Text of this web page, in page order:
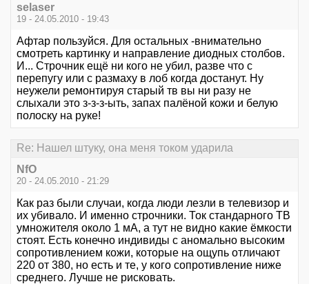
selaser
19 - 24.05.2010 - 19:43
Афтар пользуйся. Для остальных -внимательно
смотреть картинку и направление диодных столбов.
И... Строчник ещё ни кого не убил, разве что с
перепугу или с размаху в лоб когда достанут. Ну
неужели ремонтируя старый тв вы ни разу не
слыхали это з-з-з-ыть, запах палёной кожи и белую
полоску на руке!
Re: Нашел штуку, она меня током ударила
NfO
20 - 24.05.2010 - 21:29
Как раз были случаи, когда люди лезли в телевизор и
их убивало. И именно строчники. Ток стандарного ТВ
умножителя около 1 мА, а тут не видно какие ёмкости
стоят. Есть конечно индивиды с аномально высоким
сопротивлением кожи, которые на ощупь отличают
220 от 380, но есть и те, у кого сопротивление ниже
среднего. Лучше не рисковать.